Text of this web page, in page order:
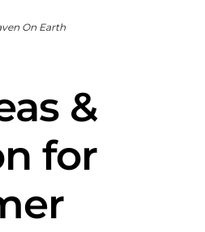
On Earth
&
for